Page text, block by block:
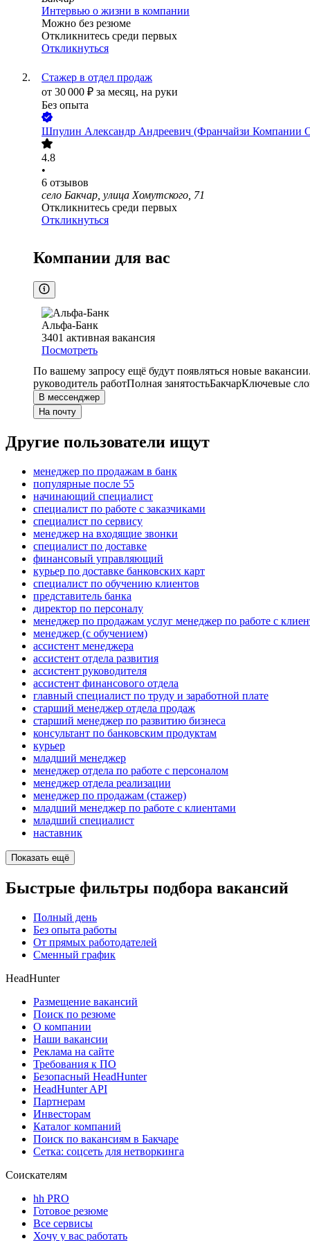
Интервью о жизни в компании
Можно без резюме
Откликнитесь среди первых
Откликнуться
Стажер в отдел продаж
от 30 000 ₽ за месяц, на руки
Без опыта
Шпулин Александр Андреевич (Франчайзи
4.8
•
6 отзывов
село Бакчар, улица Хомутского, 71
Откликнитесь среди первых
Откликнуться
Компании для вас
Альфа-Банк
3401 активная вакансия
Посмотреть
По вашему запросу ещё будут появляться новые
руководитель работПолная занятостьБакчарКлючевые
В мессенджер
На почту
Другие пользователи ищут
менеджер по продажам в банк
популярные после 55
начинающий специалист
специалист по работе с заказчиками
специалист по сервису
менеджер на входящие звонки
специалист по доставке
финансовый управляющий
курьер по доставке банковских карт
специалист по обучению клиентов
представитель банка
директор по персоналу
менеджер по продажам услуг менеджер по работе с
менеджер (с обучением)
ассистент менеджера
ассистент отдела развития
ассистент руководителя
ассистент финансового отдела
главный специалист по труду и заработной плате
старший менеджер отдела продаж
старший менеджер по развитию бизнеса
консультант по банковским продуктам
курьер
младший менеджер
менеджер отдела по работе с персоналом
менеджер отдела реализации
менеджер по продажам (стажер)
младший менеджер по работе с клиентами
младший специалист
наставник
Показать ещё
Быстрые фильтры подбора вакансий
Полный день
Без опыта работы
От прямых работодателей
Сменный график
HeadHunter
Размещение вакансий
Поиск по резюме
О компании
Наши вакансии
Реклама на сайте
Требования к ПО
Безопасный HeadHunter
HeadHunter API
Партнерам
Инвесторам
Каталог компаний
Поиск по вакансиям в Бакчаре
Сетка: соцсеть для нетворкинга
Соискателям
hh PRO
Готовое резюме
Все сервисы
Хочу у вас работать